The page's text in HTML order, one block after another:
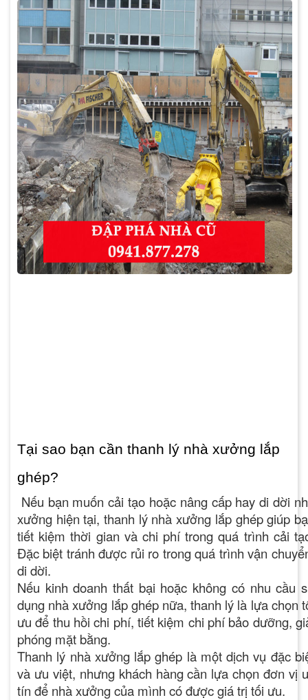
Tại sao bạn cần thanh lý nhà xưởng lắp
ghép?
Nếu bạn muốn cải tạo hoặc nâng cấp hay di dời
xưởng hiện tại,thanh lý nhà xưởng lắp ghépgiúp
tiết kiệm thời gian và chi phí trong quá trình cải
Đặc biệt tránh được rủi ro trong quá trình vận
di dời.
Nếu kinh doanh thất bại hoặc không có nhu cầu
dụng nhà xưởng lắp ghép nữa, thanh lý là lựa chọn
ưu để thu hồi chi phí, tiết kiệm chi phí bảo dưỡng,
phóng mặt bằng.
Thanh lý nhà xưởng lắp ghép là một dịch vụ đặc
và ưu việt, nhưng khách hàng cần lựa chọn đơn vị
tín để nhà xưởng của mình có được giá trị tối ưu.